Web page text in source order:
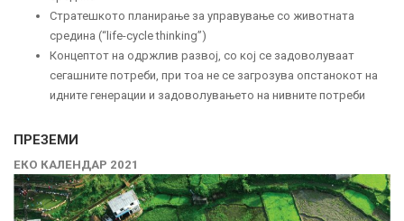
Стратешкото планирање за управување со животната
средина (“life-cycle thinking”)
Концептот на одржлив развој, со кој се задоволуваат
сегашните потреби, при тоа не се загрозува опстанокот на
идните генерации и задоволувањето на нивните потреби
ПРЕЗЕМИ
ЕКО КАЛЕНДАР 2021